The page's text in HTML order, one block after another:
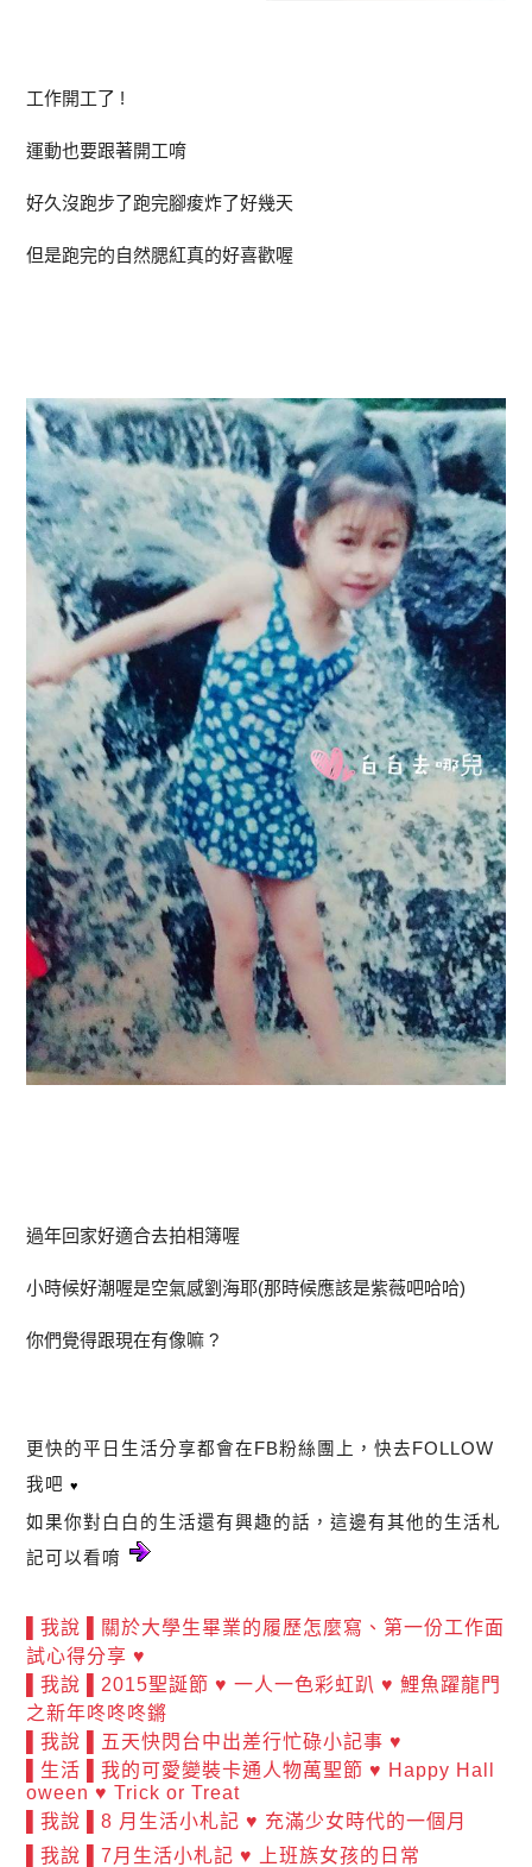
工作開工了 !
運動也要跟著開工唷
好久沒跑步了跑完腳痠炸了好幾天
但是跑完的自然腮紅真的好喜歡喔
過年回家好適合去拍相簿喔
小時候好潮喔是空氣感劉海耶(那時候應該是紫薇吧哈哈)
你們覺得跟現在有像嘛 ?
更快的平日生活分享都會在FB粉絲團上，快去FOLLOW
我吧♥
如果你對白白的生活還有興趣的話，這邊有其他的生活札
記可以看唷
▌我說 ▌關於大學生畢業的履歷怎麼寫、第一份工作面
試心得分享 ♥
▌我說 ▌2015聖誕節 ♥ 一人一色彩虹趴 ♥ 鯉魚躍龍門
之新年咚咚咚鏘
▌我說 ▌五天快閃台中出差行忙碌小記事 ♥
▌生活 ▌我的可愛變裝卡通人物萬聖節 ♥ Happy Hall
oween ♥ Trick or Treat
▌我說 ▌8 月生活小札記 ♥ 充滿少女時代的一個月
▌我說 ▌7月生活小札記 ♥ 上班族女孩的日常